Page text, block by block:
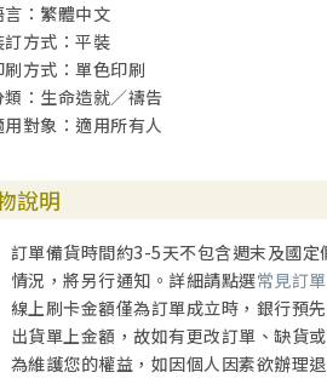
言：繁體中文
訂方式：平裝
刷方式：單色印刷
類：生命造就／禱告
用對象：適用所有人
說明
訂單備貨時間約3-5天不包含週末及國
情況，將另行通知。詳細請點選常見訂
線上刷卡金額僅為訂單成立時，銀行預
出貨單上金額，故如有更改訂單、缺貨
為維護您的權益，如因個人因素欲辦理